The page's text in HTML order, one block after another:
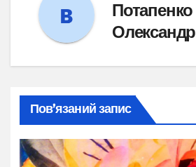
Потапенко
Олександр
Пов’язаний запис